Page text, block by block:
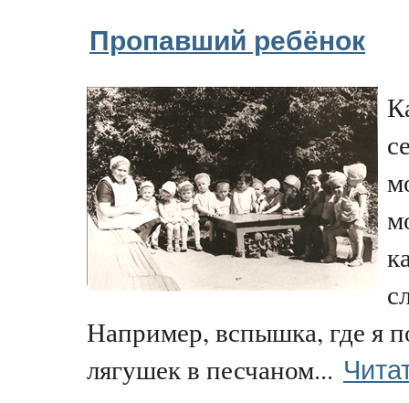
Пропавший ребёнок
Например, вспышка, где я
лягушек в песчаном...